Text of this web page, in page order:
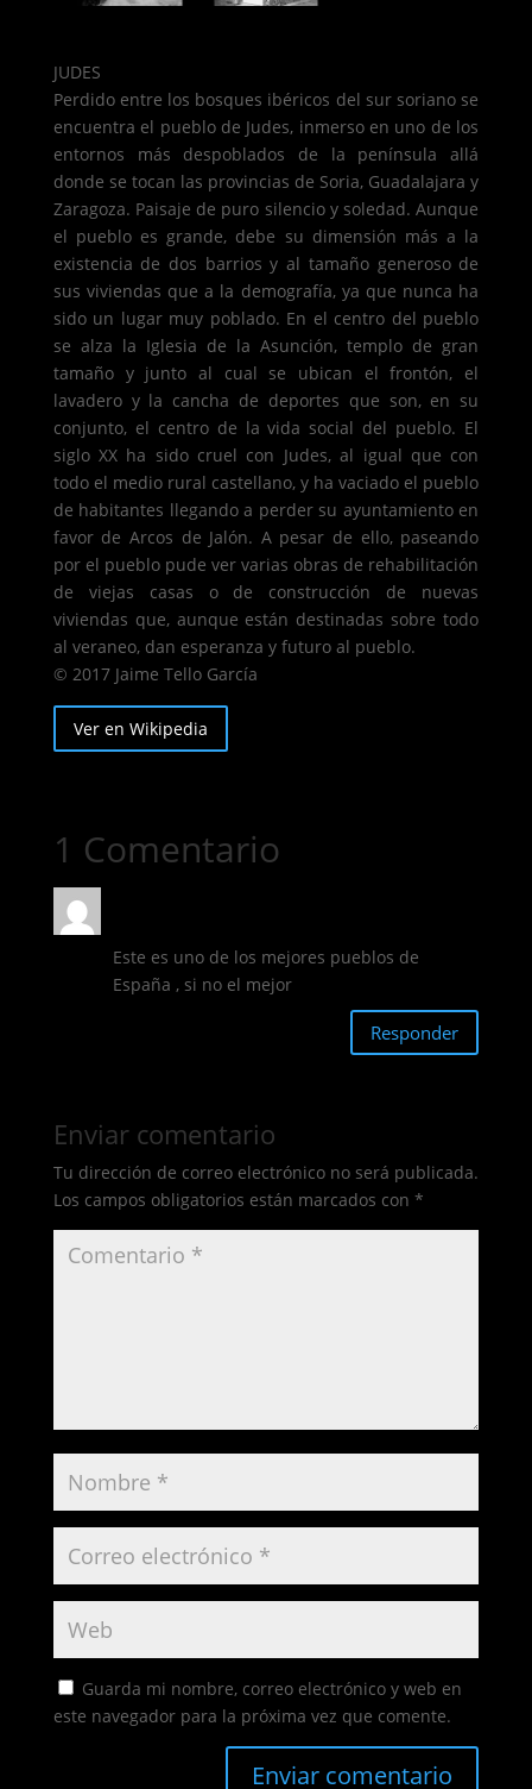
JUDES
Perdido entre los bosques ibéricos del sur soriano se
encuentra el pueblo de Judes, inmerso en uno de los
entornos más despoblados de la península allá
donde se tocan las provincias de Soria, Guadalajara y
Zaragoza. Paisaje de puro silencio y soledad. Aunque
el pueblo es grande, debe su dimensión más a la
existencia de dos barrios y al tamaño generoso de
sus viviendas que a la demografía, ya que nunca ha
sido un lugar muy poblado. En el centro del pueblo
se alza la Iglesia de la Asunción, templo de gran
tamaño y junto al cual se ubican el frontón, el
lavadero y la cancha de deportes que son, en su
conjunto, el centro de la vida social del pueblo. El
siglo XX ha sido cruel con Judes, al igual que con
todo el medio rural castellano, y ha vaciado el pueblo
de habitantes llegando a perder su ayuntamiento en
favor de Arcos de Jalón. A pesar de ello, paseando
por el pueblo pude ver varias obras de rehabilitación
de viejas casas o de construcción de nuevas
viviendas que, aunque están destinadas sobre todo
al veraneo, dan esperanza y futuro al pueblo.
© 2017 Jaime Tello García
Ver en Wikipedia
1 Comentario
Este es uno de los mejores pueblos de
España , si no el mejor
Responder
Enviar comentario
Tu dirección de correo electrónico no será publicada.
Los campos obligatorios están marcados con *
Guarda mi nombre, correo electrónico y web en
este navegador para la próxima vez que comente.